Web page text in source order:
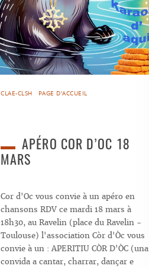
CLAE-CLSH PAGE D'ACCUEIL
APÉRO COR D’OC 18
MARS
Cor d'Oc vous convie à un apéro en
chansons RDV ce mardi 18 mars à
18h30, au Ravelin (place du Ravelin -
Toulouse) l'association Còr d'Òc vous
convie à un : APERITIU CÒR D'ÒC (una
convida a cantar, charrar, dançar e